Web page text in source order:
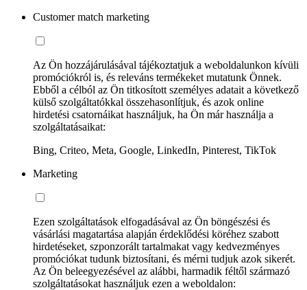
Customer match marketing
Az Ön hozzájárulásával tájékoztatjuk a weboldalunkon kívüli
promóciókról is, és releváns termékeket mutatunk Önnek.
Ebből a célból az Ön titkosított személyes adatait a következő
külső szolgáltatókkal összehasonlítjuk, és azok online
hirdetési csatornáikat használjuk, ha Ön már használja a
szolgáltatásaikat:
Bing, Criteo, Meta, Google, LinkedIn, Pinterest, TikTok
Marketing
Ezen szolgáltatások elfogadásával az Ön böngészési és
vásárlási magatartása alapján érdeklődési köréhez szabott
hirdetéseket, szponzorált tartalmakat vagy kedvezményes
promóciókat tudunk biztosítani, és mérni tudjuk azok sikerét.
Az Ön beleegyezésével az alábbi, harmadik féltől származó
szolgáltatásokat használjuk ezen a weboldalon: